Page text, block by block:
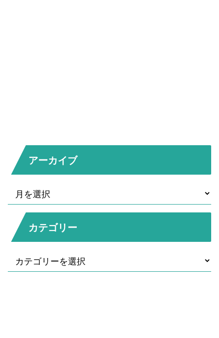
アーカイブ
カテゴリー